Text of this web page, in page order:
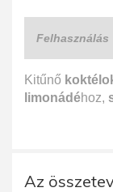
Felhasználás
Kitűnő
limonádéhoz,
Az